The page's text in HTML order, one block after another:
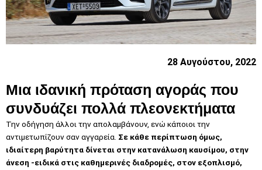
28 Αυγούστου, 2022
Μια ιδανική πρόταση αγοράς που
συνδυάζει πολλά πλεονεκτήματα
Την οδήγηση άλλοι την απολαμβάνουν, ενώ κάποιοι την
αντιμετωπίζουν σαν αγγαρεία. Σε κάθε περίπτωση όμως,
ιδιαίτερη βαρύτητα δίνεται στην κατανάλωση καυσίμου, στην
άνεση -ειδικά στις καθημερινές διαδρομές, στον εξοπλισμό,